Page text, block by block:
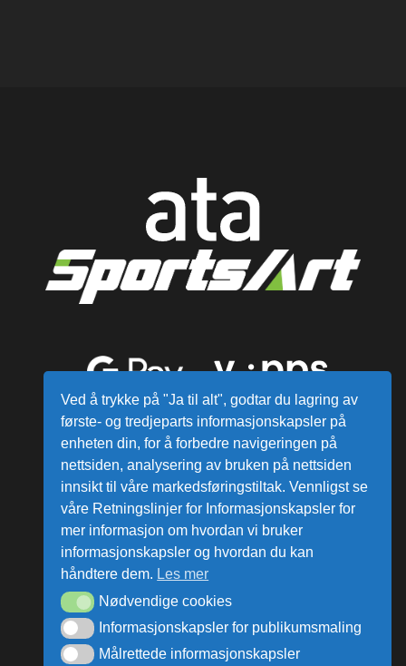
Alle varer sendes fra vårt lager i
Norge
ata Group AS © Alle rettigheter reservert.
Ved å trykke på "Ja til alt", godtar du lagring av
første- og tredjeparts informasjonskapsler på
enheten din, for å forbedre navigeringen på
nettsiden, analysering av bruken på nettsiden
innsikt til våre markedsføringstiltak. Vennligst se
våre Retningslinjer for Informasjonskapsler for
mer informasjon om hvordan vi bruker
informasjonskapsler og hvordan du kan
håndtere dem. Les mer
Nødvendige cookies
Informasjonskapsler for publikumsmaling
Målrettede informasjonskapsler